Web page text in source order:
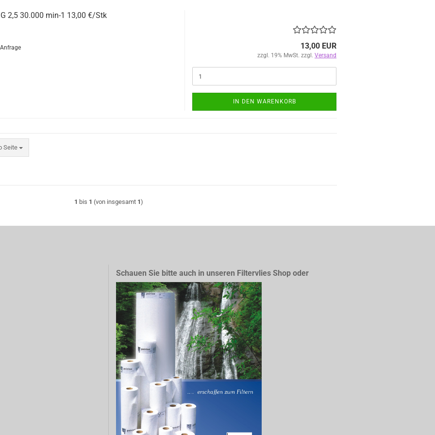
2,5 30.000 min-1 13,00 €/Stk
13,00 EUR
zzgl. 19% MwSt. zzgl. Versand
IN DEN WARENKORB
Seite
1 bis 1 (von insgesamt 1)
Schauen Sie bitte auch in unseren Filtervlies Shop oder